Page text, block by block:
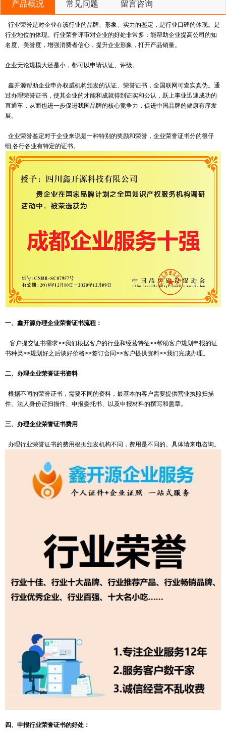
产品概况 常见问题 留言咨询
行业荣誉是对企业在该行业的品牌、形象、实力的鉴定，是行业口碑的体现。是
行业地位的体现。行业荣誉评审对企业的好处非常多：能帮助企业提高公司的知
名度、美誉度，增强消费者信心，提升企业形象，打开产品销量。
企业无论规模大还是小，都可以申请认证、评级。
鑫开源帮助企业申办权威机构颁发的认证、荣誉证书，全国联网可查实真伪。通
过办理荣誉证书，使其企业的才能和成就得到证实和公认，跃上事业迅速成功的
直通车，从而也进一步促进我国品牌的核心竞争力，促进中国品牌的健康有序发
展。
企业荣誉鉴定对于企业来说是一种特别的奖励和荣誉，企业荣誉证书分的很仔
细,各行各业有特定的证书。
一、鑫开源办理企业荣誉证书流程：
客户提交证书需求>>我们根据客户的行业和经营特征>>帮助客户规划申报的证
书种类>>规划好之后谈好价格>>签订合同>>客户提供资料>>我们完成办理。
二、办理企业荣誉证书资料
根据不同的荣誉证书，需要不同的资料，最基本的客户需要提供营业执照扫描
件、法人身份证扫描件、申报委托书、以及申报材料的撰写和盖章。
三、办理企业荣誉证书费用
办理行业荣誉证书的费用根据颁发机构不同，费用是不同的。具体请来电咨询。
四、申报行业荣誉证书的好处：